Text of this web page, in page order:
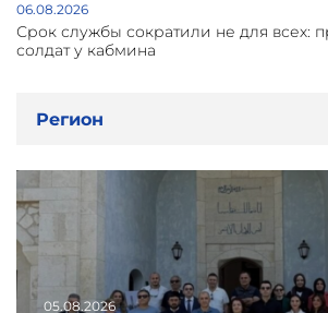
06.08.2026
Срок службы сократили не для всех:
солдат у кабмина
Регион
05.08.2026